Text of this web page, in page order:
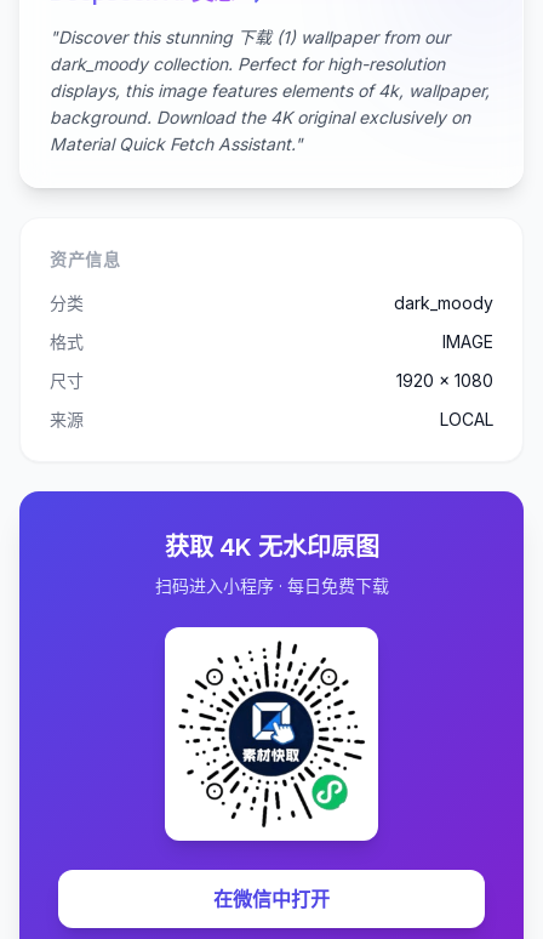
"Discover this stunning 下载 (1) wallpaper from our
dark_moody collection. Perfect for high-resolution
displays, this image features elements of 4k, wallpaper,
background. Download the 4K original exclusively on
Material Quick Fetch Assistant."
资产信息
分类
dark_moody
格式
IMAGE
尺寸
1920 x 1080
来源
LOCAL
获取 4K 无水印原图
扫码进入小程序 · 每日免费下载
在微信中打开